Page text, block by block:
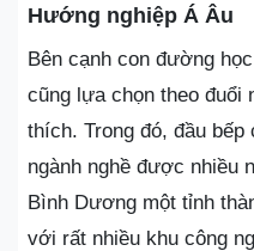
Hướng nghiệp Á Âu
Bên cạnh con đường
cũng lựa chọn theo đuổi
thích. Trong đó, đầu
ngành nghề được nhiều
Bình Dương một tỉnh
với rất nhiều khu công